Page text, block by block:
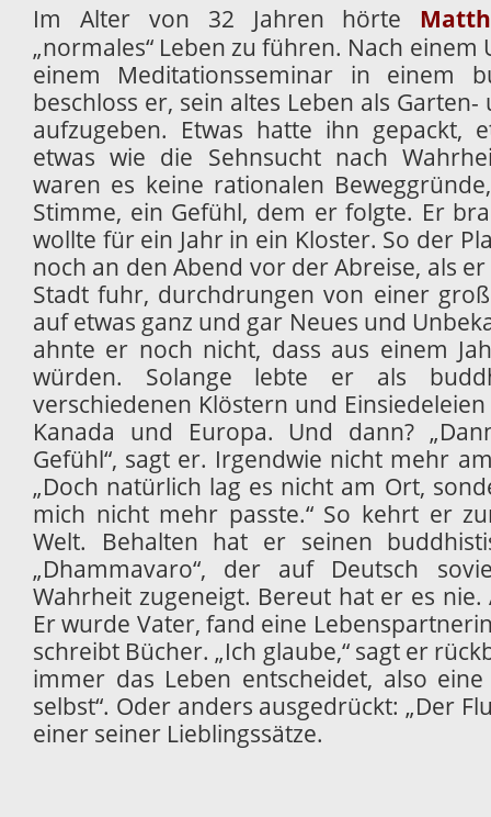
Im Alter von 32 Jahren hörte
„normales“ Leben zu führen. Nach
einem Meditationsseminar in einem
beschloss er, sein altes Leben als
aufzugeben. Etwas hatte ihn gepackt,
etwas wie die Sehnsucht nach
waren es keine rationalen
Stimme, ein Gefühl, dem er folgte. Er
wollte für ein Jahr in ein Kloster. So der
noch an den Abend vor der Abreise, als
Stadt fuhr, durchdrungen von einer
auf etwas ganz und gar Neues und
ahnte er noch nicht, dass aus einem
würden. Solange lebte er als
verschiedenen Klöstern und
Kanada und Europa. Und dann?
Gefühl“, sagt er. Irgendwie nicht mehr
„Doch natürlich lag es nicht am Ort,
mich nicht mehr passte.“ So kehrt er
Welt. Behalten hat er seinen
„Dhammavaro“, der auf Deutsch
Wahrheit zugeneigt. Bereut hat er es
Er wurde Vater, fand eine
schreibt Bücher. „Ich glaube,“ sagt er
immer das Leben entscheidet, also
selbst“. Oder anders ausgedrückt: „Der
einer seiner Lieblingssätze.